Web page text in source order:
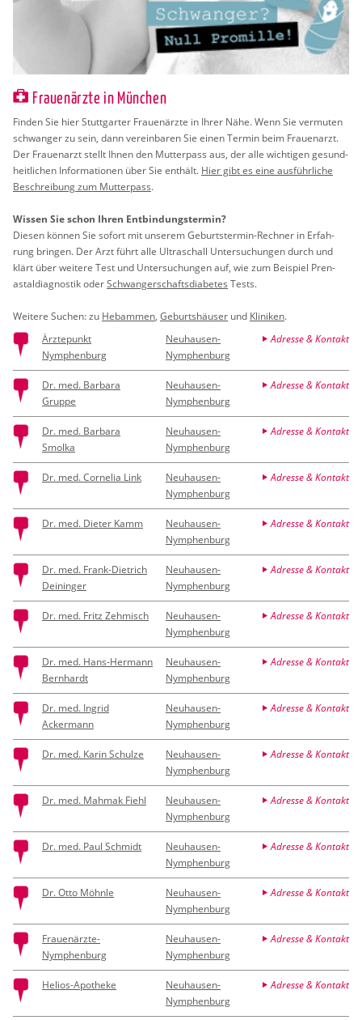
Frauenärzte in München
Fin­den Sie hier Stutt­gar­ter Frau­en­ärz­te in Ihrer Nähe. Wenn Sie ver­mu­ten
schwan­ger zu sein, dann ver­ein­ba­ren Sie einen Ter­min beim Frau­en­arzt.
Der Frau­en­arzt stellt Ihnen den Mut­ter­pass aus, der alle wich­ti­gen ge­sund­
heit­li­chen In­for­ma­tio­nen über Sie ent­hält. Hier gibt es eine aus­führ­li­che
Be­schrei­bung zum Mut­ter­pass.
Wis­sen Sie schon Ihren Ent­bin­dungs­ter­min?
Die­sen kön­nen Sie so­fort mit un­se­rem Ge­burts­ter­min-Rech­ner in Er­fah­
rung brin­gen. Der Arzt führt alle Ul­tra­schall Un­ter­su­chun­gen durch und
klärt über wei­te­re Test und Un­ter­su­chun­gen auf, wie zum Bei­spiel Pren­
astal­dia­gnos­tik oderSchwan­ger­schafts­dia­be­tes Tests.
Wei­te­re Su­chen: zu Heb­am­men, Ge­burts­häu­ser und Kli­ni­ken.
Ärztepunkt
Nymphenburg
Neuhausen-
Nymphenburg
Adresse & Kontakt
Dr. med. Barbara
Gruppe
Neuhausen-
Nymphenburg
Adresse & Kontakt
Dr. med. Barbara
Smolka
Neuhausen-
Nymphenburg
Adresse & Kontakt
Dr. med. Cornelia Link
Neuhausen-
Nymphenburg
Adresse & Kontakt
Dr. med. Dieter Kamm
Neuhausen-
Nymphenburg
Adresse & Kontakt
Dr. med. Frank-Dietrich
Deininger
Neuhausen-
Nymphenburg
Adresse & Kontakt
Dr. med. Fritz Zehmisch
Neuhausen-
Nymphenburg
Adresse & Kontakt
Dr. med. Hans-Hermann
Bernhardt
Neuhausen-
Nymphenburg
Adresse & Kontakt
Dr. med. Ingrid
Ackermann
Neuhausen-
Nymphenburg
Adresse & Kontakt
Dr. med. Karin Schulze
Neuhausen-
Nymphenburg
Adresse & Kontakt
Dr. med. Mahmak Fiehl
Neuhausen-
Nymphenburg
Adresse & Kontakt
Dr. med. Paul Schmidt
Neuhausen-
Nymphenburg
Adresse & Kontakt
Dr. Otto Möhnle
Neuhausen-
Nymphenburg
Adresse & Kontakt
Frauenärzte-
Nymphenburg
Neuhausen-
Nymphenburg
Adresse & Kontakt
Helios-Apotheke
Neuhausen-
Nymphenburg
Adresse & Kontakt